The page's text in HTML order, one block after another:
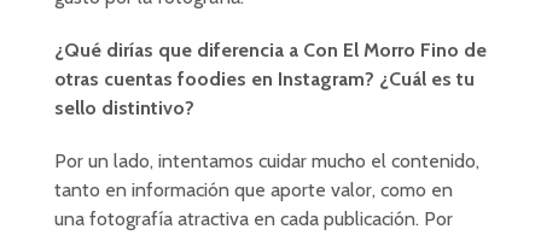
¿Qué dirías que diferencia a Con El Morro Fino de
otras cuentas foodies en Instagram? ¿Cuál es tu
sello distintivo?
Por un lado, intentamos cuidar mucho el contenido,
tanto en información que aporte valor, como en
una fotografía atractiva en cada publicación. Por